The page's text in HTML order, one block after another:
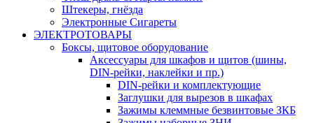
Штекеры, гнёзда
Электронные Сигареты
ЭЛЕКТРОТОВАРЫ
Боксы, щитовое оборудование
Аксессуары для шкафов и щитов (шины,
DIN-рейки, наклейки и пр.)
DIN-рейки и комплектующие
Заглушки для вырезов в шкафах
Зажимы клеммные безвинтовые ЗКБ